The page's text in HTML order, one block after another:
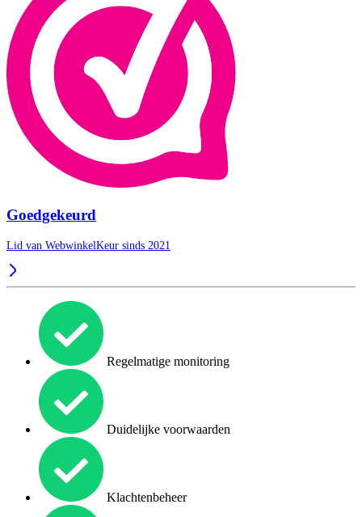
Goedgekeurd
Lid van WebwinkelKeur sinds 2021
Regelmatige monitoring
Duidelijke voorwaarden
Klachtenbeheer